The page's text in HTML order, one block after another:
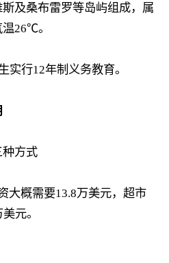
及桑布雷罗等岛屿组成，属
26℃。
行12年制义务教育。
方式
概需要13.8万美元，超市
元。